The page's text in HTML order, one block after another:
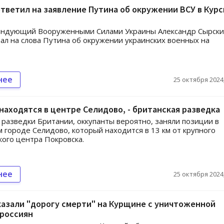
на заявление Путина об окружении ВСУ в
Вооруженными Силами Украины Александр
на слова Путина об окружении украинских военных на
25 октября
в центре Селидово, - британская разведка
Британии, оккупанты вероятно, заняли позиции в
городе Селидово, который находится в 13 км от крупного
центра Покровска.
25 октября
"дорогу смерти" на Курщине с уничтоженной